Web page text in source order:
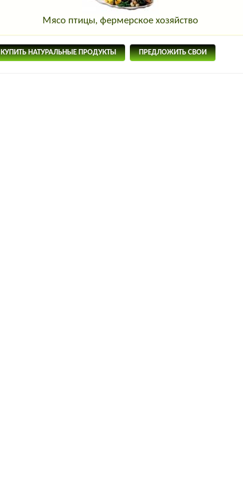
Мясо птицы, фермерское хозяйство
КУПИТЬ НАТУРАЛЬНЫЕ ПРОДУКТЫ ПРЕДЛОЖИТЬ СВОИ